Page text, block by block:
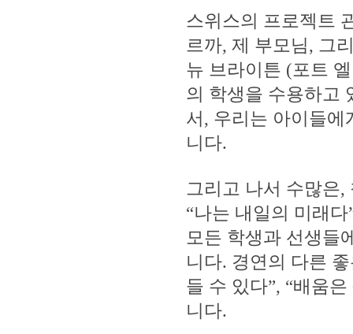
스위스의 프로젝트
르까, 제 부모님, 그
뉴 브라이튼 (포트
의 학생을 수용하고
서, 우리는 아이들
니다.
그리고 나서 수많은
“나는 내일의 미래
모든 학생과 선생들
니다. 경연의 다른
들 수 있다”, “배움
니다.